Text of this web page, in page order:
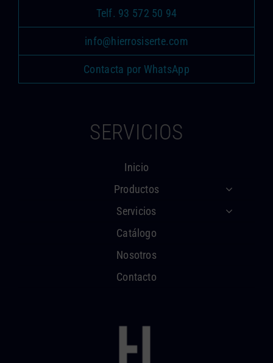
Telf. 93 572 50 94
info@hierrosiserte.com
Contacta por WhatsApp
SERVICIOS
Inicio
Productos
Servicios
Catálogo
Nosotros
Contacto